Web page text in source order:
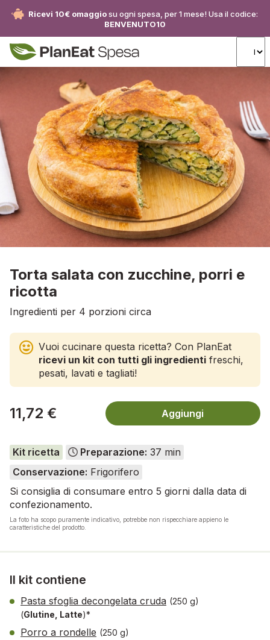
Ricevi 10€ omaggiosu ogni spesa, per 1 mese! Usa il codice:
BENVENUTO10
Torta salata con zucchine, porri e
ricotta
Ingredienti per 4 porzioni circa
Vuoi cucinare questa ricetta? Con PlanEat
ricevi un kit con tutti gli ingredienti freschi,
pesati, lavati e tagliati!
11,72 € Aggiungi
Kit ricetta Preparazione: 37 min
Conservazione: Frigorifero
Si consiglia di consumare entro 5 giorni dalla data di
confezionamento.
La foto ha scopo puramente indicativo, potrebbe non rispecchiare appieno le
caratteristiche del prodotto.
Il kit contiene
Pasta sfoglia decongelata cruda (250 g)
(Glutine, Latte)*
Porro a rondelle (250 g)